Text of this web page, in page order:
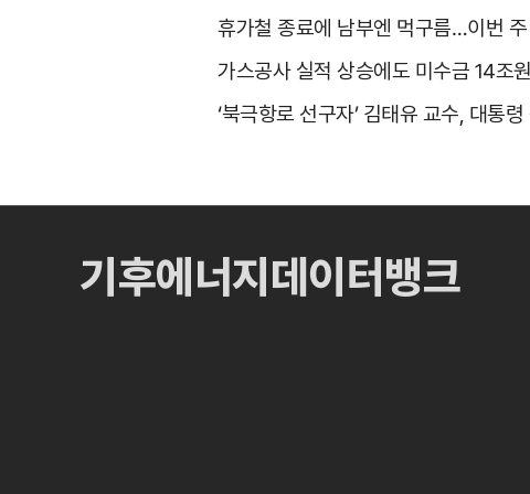
휴가철 종료에 남부엔 먹구름…이번 주
가스공사 실적 상승에도 미수금 14조
‘북극항로 선구자’ 김태유 교수, 대통
기후에너지데이터뱅크